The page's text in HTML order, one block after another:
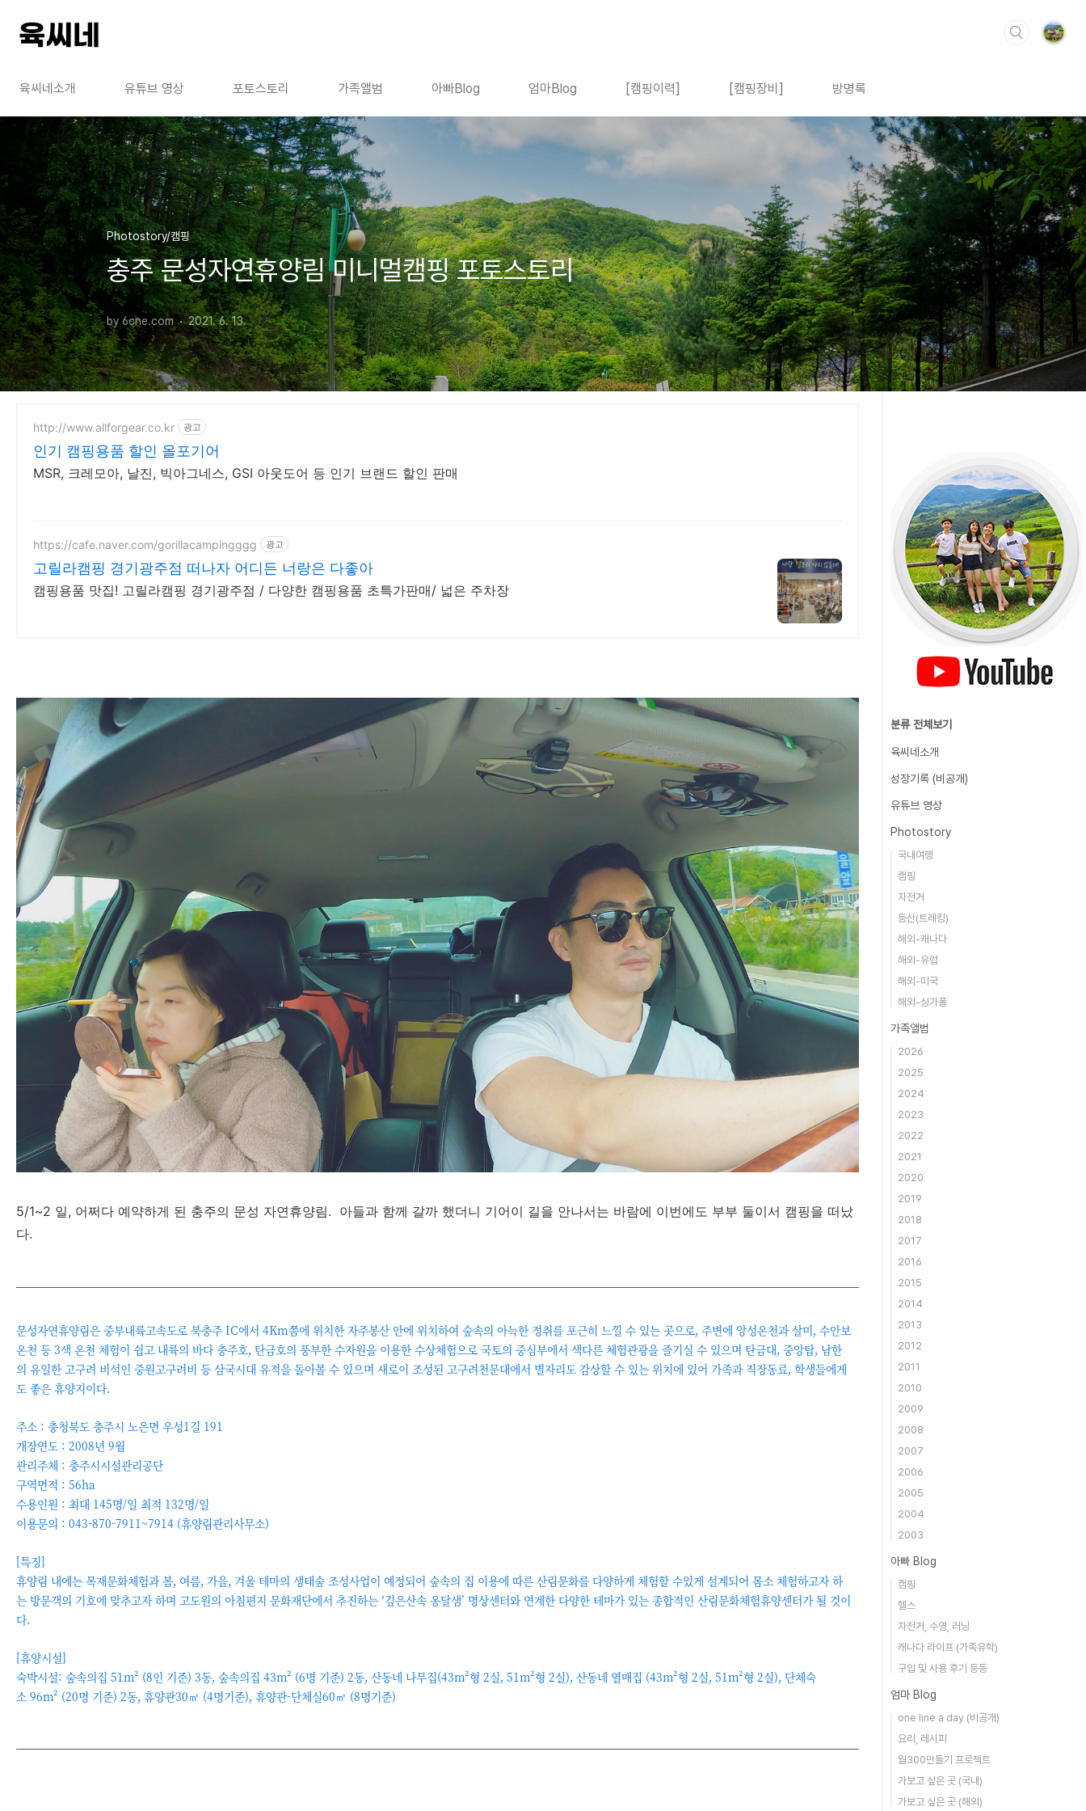
육씨네소개 유튜브 영상 포토스토리 가족앨범 아빠Blog 엄마Blog [캠핑이력] [캠핑장비] 방명록
Photostory/캠핑
충주 문성자연휴양림 미니멀캠핑 포토스토리
by 6cne.com 2021. 6. 13.
http://www.allforgear.co.kr 광고
인기 캠핑용품 할인 올포기어
MSR, 크레모아, 날진, 빅아그네스, GSI 아웃도어 등 인기 브랜드 할인 판매
https://cafe.naver.com/gorillacampingggg 광고
고릴라캠핑 경기광주점 떠나자 어디든 너랑은 다좋아
캠핑용품 맛집! 고릴라캠핑 경기광주점 / 다양한 캠핑용품 초특가판매/ 넓은 주차장
5/1~2 일, 어쩌다 예약하게 된 충주의 문성 자연휴양림. 아들과 함께 갈까 했더니 기어이 길을 안나서는 바람에 이번에도 부부 둘이서 캠핑을 떠났
다.
문성자연휴양림은 중부내륙고속도로 북충주 IC에서 4Km쯤에 위치한 자주봉산 안에 위치하여 숲속의 아늑한 정취를 포근히 느낄 수 있는 곳으로, 주변에 앙성온천과 살미, 수안보
온천 등 3색 온천 체험이 쉽고 내륙의 바다 충주호, 탄금호의 풍부한 수자원을 이용한 수상체험으로 국토의 중심부에서 색다른 체험관광을 즐기실 수 있으며 탄금대, 중앙탑, 남한
의 유일한 고구려 비석인 중원고구려비 등 삼국시대 유적을 돌아볼 수 있으며 새로이 조성된 고구려천문대에서 별자리도 감상할 수 있는 위치에 있어 가족과 직장동료, 학생들에게
도 좋은 휴양지이다.
주소 : 충청북도 충주시 노은면 우성1길 191
개장연도 : 2008년 9월
관리주체 : 충주시시설관리공단
구역면적 : 56ha
수용인원 : 최대 145명/일 최적 132명/일
이용문의 : 043-870-7911~7914 (휴양림관리사무소)
[특징]
휴양림 내에는 목재문화체험과 봄, 여름, 가을, 겨울 테마의 생태숲 조성사업이 예정되어 숲속의 집 이용에 따른 산림문화를 다양하게 체험할 수있게 설계되어 몸소 체험하고자 하
는 방문객의 기호에 맞추고자 하며 고도원의 아침편지 문화재단에서 추진하는 ‘깊은산속 옹달샘’ 명상센터와 연계한 다양한 테마가 있는 종합적인 산림문화체험휴양센터가 될 것이
다.
[휴양시설]
숙박시설: 숲속의집 51m² (8인 기준) 3동, 숲속의집 43m² (6명 기준) 2동, 산동네 나무집(43m²형 2실, 51m²형 2실), 산동네 열매집 (43m²형 2실, 51m²형 2실), 단체숙
소 96m² (20명 기준) 2동, 휴양관30㎡ (4명기준), 휴양관-단체실60㎡ (8명기준)
분류 전체보기
육씨네소개
성장기록 (비공개)
유튜브 영상
Photostory
국내여행
캠핑
자전거
등산(트레킹)
해외-캐나다
해외-유럽
해외-미국
해외-싱가폴
가족앨범
2026
2025
2024
2023
2022
2021
2020
2019
2018
2017
2016
2015
2014
2013
2012
2011
2010
2009
2008
2007
2006
2005
2004
2003
아빠 Blog
캠핑
헬스
자전거, 수영, 러닝
캐나다 라이프 (가족유학)
구입 및 사용 후기 등등
엄마 Blog
one line a day (비공개)
요리, 레시피
월300만들기 프로젝트
가보고 싶은 곳 (국내)
가보고 싶은 곳 (해외)